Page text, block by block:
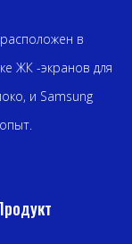
в
ЖК -экранов для
и Samsung